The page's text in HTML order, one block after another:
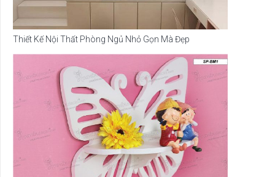
Thiết Kế Nội Thất Phòng Ngủ Nhỏ Gọn Mà Đẹp